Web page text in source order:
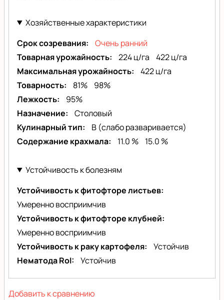
Хозяйственные характеристики
Срок созревания
Очень ранний
Товарная урожайность
224 ц/га
422 ц/га
Максимальная урожайность
422 ц/га
Товарность
81%
98%
Лежкость
95%
Назначение
Столовый
Кулинарный тип
B (слабо разваривается)
Содержание крахмала
11.0 % 15.0 %
Устойчивость к болезням
Устойчивость к фитофторе листьев
Умеренно восприимчив
Устойчивость к фитофторе клубней
Умеренно восприимчив
Устойчивость к раку картофеля
Устойчив
Нематода RoI
Устойчив
Добавить к сравнению